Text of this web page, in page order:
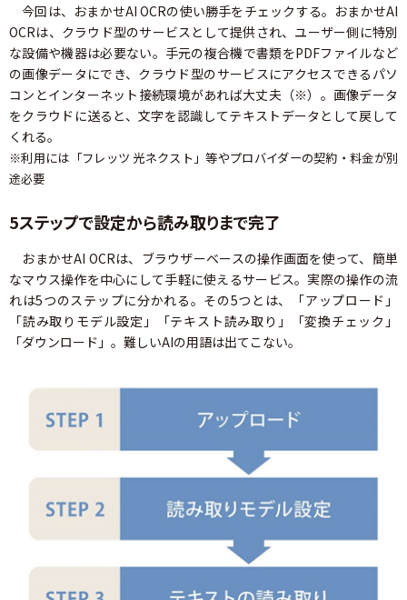
今回は、おまかせAI OCRの使い勝手をチェックする。おまかせAI
OCRは、クラウド型のサービスとして提供され、ユーザー側に特別
な設備や機器は必要ない。手元の複合機で書類をPDFファイルなど
の画像データにでき、クラウド型のサービスにアクセスできるパソ
コンとインターネット接続環境があれば大丈夫（※）。画像データ
をクラウドに送ると、文字を認識してテキストデータとして戻して
くれる。
※利用には「フレッツ 光ネクスト」等やプロバイダーの契約・料金が別
途必要
5ステップで設定から読み取りまで完了
おまかせAI OCRは、ブラウザーベースの操作画面を使って、簡単
なマウス操作を中心にして手軽に使えるサービス。実際の操作の流
れは5つのステップに分かれる。その5つとは、「アップロード」
「読み取りモデル設定」「テキスト読み取り」「変換チェック」
「ダウンロード」。難しいAIの用語は出てこない。